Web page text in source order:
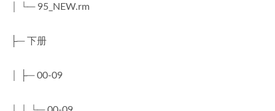
│ └─ 95_NEW.rm
├─ 下册
│ ├─ 00-09